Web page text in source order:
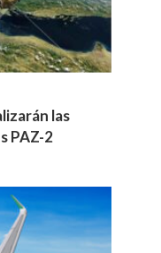
las
PAZ-2